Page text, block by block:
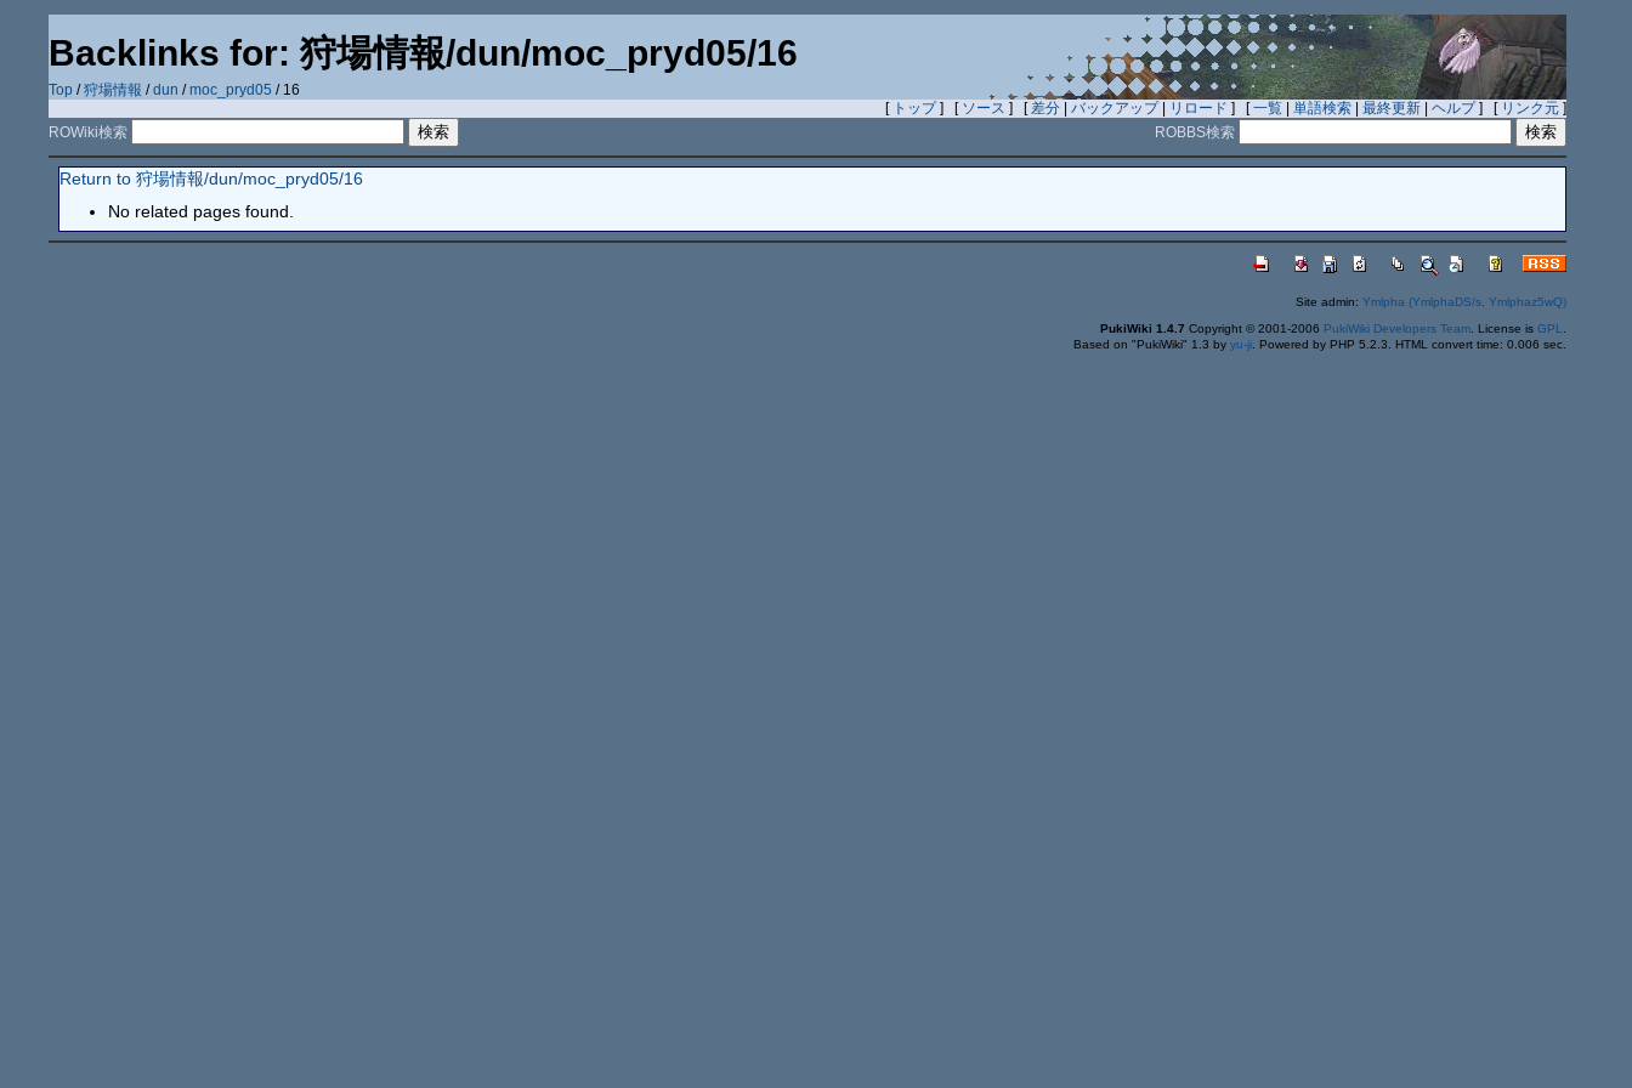
Backlinks for: 狩場情報/dun/moc_pryd05/16
Top /狩場情報 /dun /moc_pryd05 / 16
[ トップ] [ ソース ] [ 差分 |バックアップ| リロード ] [一覧 |単語検索 |最終更新 |ヘルプ] [ リンク元 ]
ROWiki検索
ROBBS検索
Return to 狩場情報/dun/moc_pryd05/16
No related pages found.
Site admin:Ymlpha (YmlphaDS/s, Ymlphaz5wQ)
PukiWiki 1.4.7 Copyright © 2001-2006 PukiWiki Developers Team. License isGPL.
Based on "PukiWiki" 1.3 byyu-ji. Powered by PHP 5.2.3. HTML convert time: 0.006 sec.